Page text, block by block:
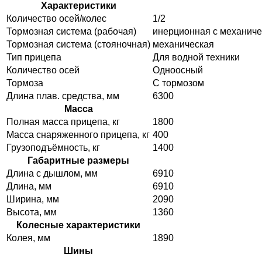
Характеристики
Количество осей/колес
1/2
Тормозная система (рабочая)
инерционная с
Тормозная система (стояночная) механическая
Тип прицепа
Для водной техники
Количество осей
Одноосный
Тормоза
С тормозом
Длина плав. средства, мм
6300
Масса
Полная масса прицепа, кг
1800
Масса снаряженного прицепа, кг 400
Грузоподъёмность, кг
1400
Габаритные размеры
Длина с дышлом, мм
6910
Длина, мм
6910
Ширина, мм
2090
Высота, мм
1360
Колесные характеристики
Колея, мм
1890
Шины